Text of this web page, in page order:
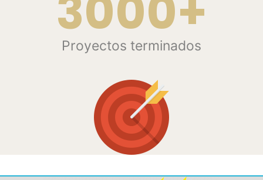
3000+
Proyectos terminados